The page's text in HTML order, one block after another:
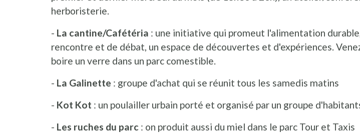
herboristerie.
- La cantine/Cafétéria : une initiative qui promeut l'alimentation
rencontre et de débat, un espace de découvertes et d'expériences.
boire un verre dans un parc comestible.
- La Galinette : groupe d'achat qui se réunit tous les samedis matins
- Kot Kot : un poulailler urbain porté et organisé par un groupe
- Les ruches du parc : on produit aussi du miel dans le parc Tour et Taxis